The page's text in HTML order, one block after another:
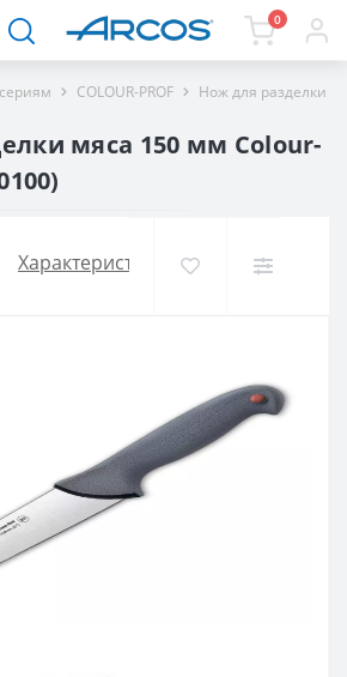
0
COLOUR-PROF Нож для разделки
мяса 150 мм Сolour-
Характеристики Доставка и